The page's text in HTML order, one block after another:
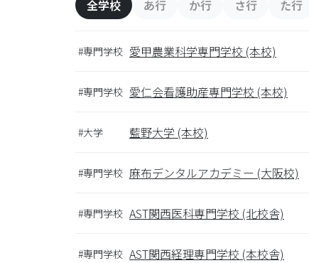
全学校 あ行 か行 さ行 た行
#専門学校 愛甲農業科学専門学校 (本校)
#専門学校 愛仁会看護助産専門学校 (本校)
#大学 藍野大学 (本校)
#専門学校 麻布デンタルアカデミー (大阪校)
#専門学校 AST関西医科専門学校 (北校舎)
#専門学校 AST関西経理専門学校 (本校舎)